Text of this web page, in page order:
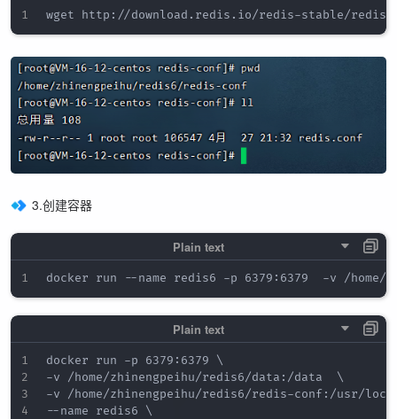
3.创建容器
docker run -p 6379:6379 \
-v /home/zhinengpeihu/redis6/data:/data  \
-v /home/zhinengpeihu/redis6/redis-conf:/usr/
--name redis6 \